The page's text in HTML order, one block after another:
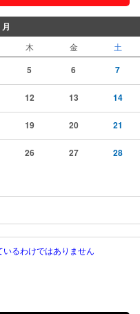
木 金 土
5 6 7
12 13 14
19 20 21
26 27 28
るわけではありません